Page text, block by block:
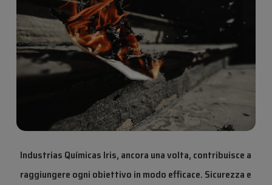
Industrias Químicas Iris, ancora una volta, contribuisce a
raggiungere ogni obiettivo in modo efficace. Sicurezza e